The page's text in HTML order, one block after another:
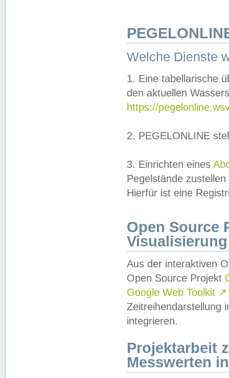
Welche Dienste
1. Eine tabellarische
den aktuellen
https://
2. PEGELONLINE
3. Einrichten eines
Pegelstände
Hierfür ist eine
Open Source
Visualisierung
Aus der interaktiven
Open Source Projekt
Google Web Toolkit ↗
Zeitreihendarstellung
integrieren.
Projektarbeit
Messwerten